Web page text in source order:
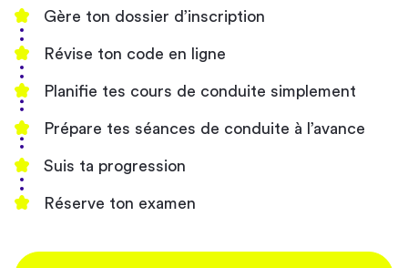
Gère ton dossier d’inscription
Révise ton code en ligne
Planifie tes cours de conduite simplement
Prépare tes séances de conduite à l’avance
Suis ta progression
Réserve ton examen